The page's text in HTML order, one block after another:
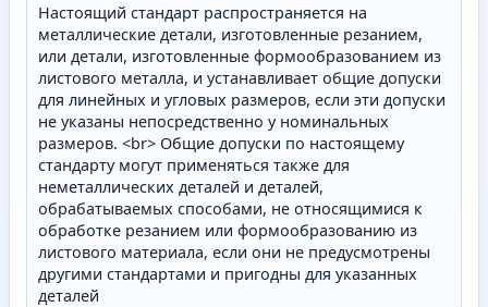
Настоящий стандарт распространяется на
металлические детали, изготовленные резанием,
или детали, изготовленные формообразованием из
листового металла, и устанавливает общие допуски
для линейных и угловых размеров, если эти допуски
не указаны непосредственно у номинальных
размеров. <br> Общие допуски по настоящему
стандарту могут применяться также для
неметаллических деталей и деталей,
обрабатываемых способами, не относящимися к
обработке резанием или формообразованию из
листового материала, если они не предусмотрены
другими стандартами и пригодны для указанных
деталей